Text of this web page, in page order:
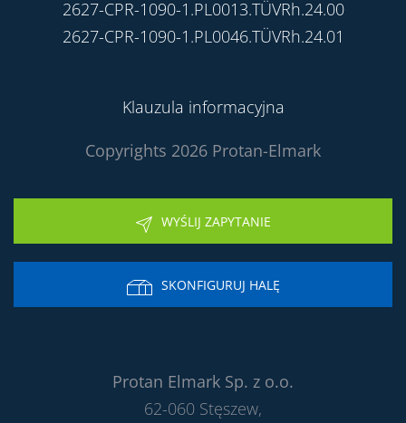
2627-CPR-1090-1.PL0013.TÜVRh.24.00
2627-CPR-1090-1.PL0046.TÜVRh.24.01
Klauzula informacyjna
Copyrights 2026 Protan-Elmark
WYŚLIJ ZAPYTANIE
SKONFIGURUJ HALĘ
Protan Elmark Sp. z o.o.
62-060 Stęszew,